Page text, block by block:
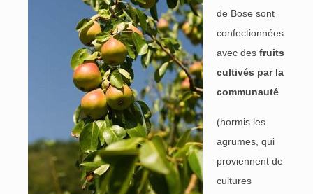
de Bose sont
confectionnées
avec des fruits
cultivés par la
communauté
(hormis les
agrumes, qui
proviennent de
cultures